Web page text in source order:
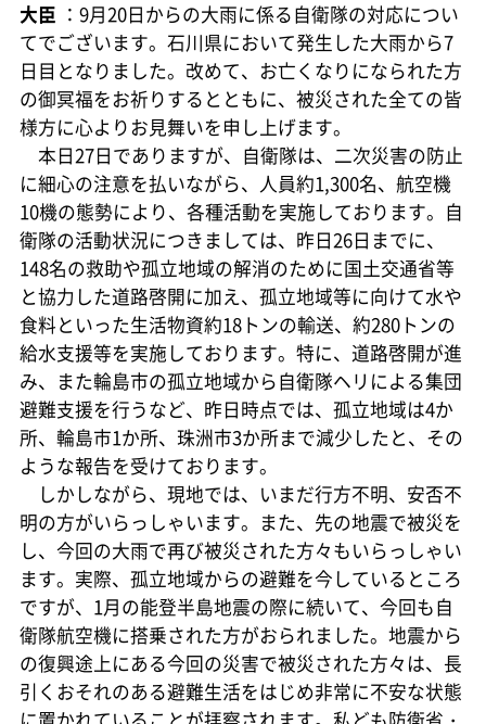
大臣 ：9月20日からの大雨に係る自衛隊の対応につい
てでございます。石川県において発生した大雨から7
日目となりました。改めて、お亡くなりになられた方
の御冥福をお祈りするとともに、被災された全ての皆
様方に心よりお見舞いを申し上げます。
本日27日でありますが、自衛隊は、二次災害の防止
に細心の注意を払いながら、人員約1,300名、航空機
10機の態勢により、各種活動を実施しております。自
衛隊の活動状況につきましては、昨日26日までに、
148名の救助や孤立地域の解消のために国土交通省等
と協力した道路啓開に加え、孤立地域等に向けて水や
食料といった生活物資約18トンの輸送、約280トンの
給水支援等を実施しております。特に、道路啓開が進
み、また輪島市の孤立地域から自衛隊ヘリによる集団
避難支援を行うなど、昨日時点では、孤立地域は4か
所、輪島市1か所、珠洲市3か所まで減少したと、その
ような報告を受けております。
しかしながら、現地では、いまだ行方不明、安否不
明の方がいらっしゃいます。また、先の地震で被災を
し、今回の大雨で再び被災された方々もいらっしゃい
ます。実際、孤立地域からの避難を今しているところ
ですが、1月の能登半島地震の際に続いて、今回も自
衛隊航空機に搭乗された方がおられました。地震から
の復興途上にある今回の災害で被災された方々は、長
引くおそれのある避難生活をはじめ非常に不安な状態